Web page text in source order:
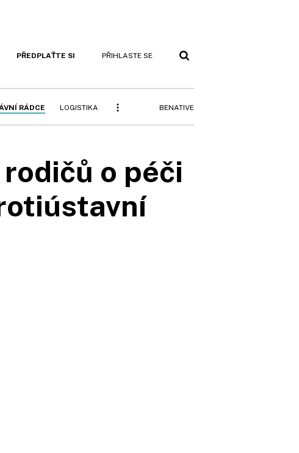
PŘEDPLAŤTE SI PŘIHLASTE SE
RÁDCE LOGISTIKA BENATIVE
o péči